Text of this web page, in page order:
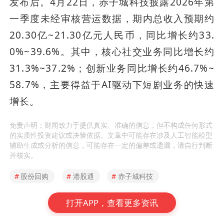
一季度未经审核营运数据，期内总收入预期约
20.30亿~21.30亿元人民币，同比增长约33.
0%~39.6%。其中，核心社交业务同比增长约
31.3%~37.2%；创新业务同比增长约46.7%~
58.7%，主要得益于AI驱动下短剧业务的快速
增长。
免责声明：财闻致力于提供真实、准确的信息，但不构成任何形式
的实质性投资建议或决策依据。文章中可能存在涉及人工智能模型
辅助生成或分析的信息，可能存在一定的偏差或遗漏，请自行判断
并核实。
# 股份回购 # 港股通 # 赤子城科技
打开APP，查看更多资讯